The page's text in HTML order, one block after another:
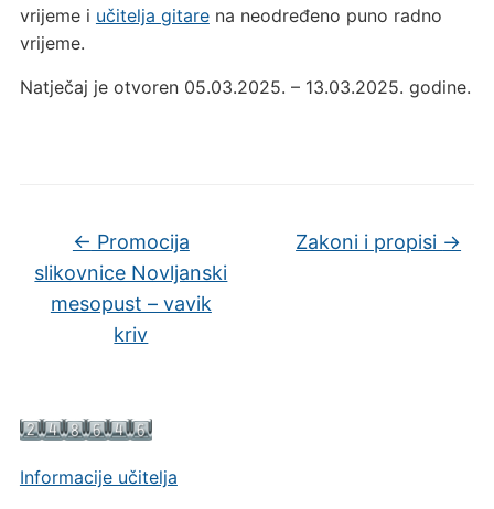
Informacije učitelja
vrijeme i učitelja gitarena neodređeno puno radno
vrijeme.
Natječaj je otvoren 05.03.2025. – 13.03.2025. godine.
← Promocija
slikovnice Novljanski
mesopust – vavik
kriv
Zakoni i propisi →